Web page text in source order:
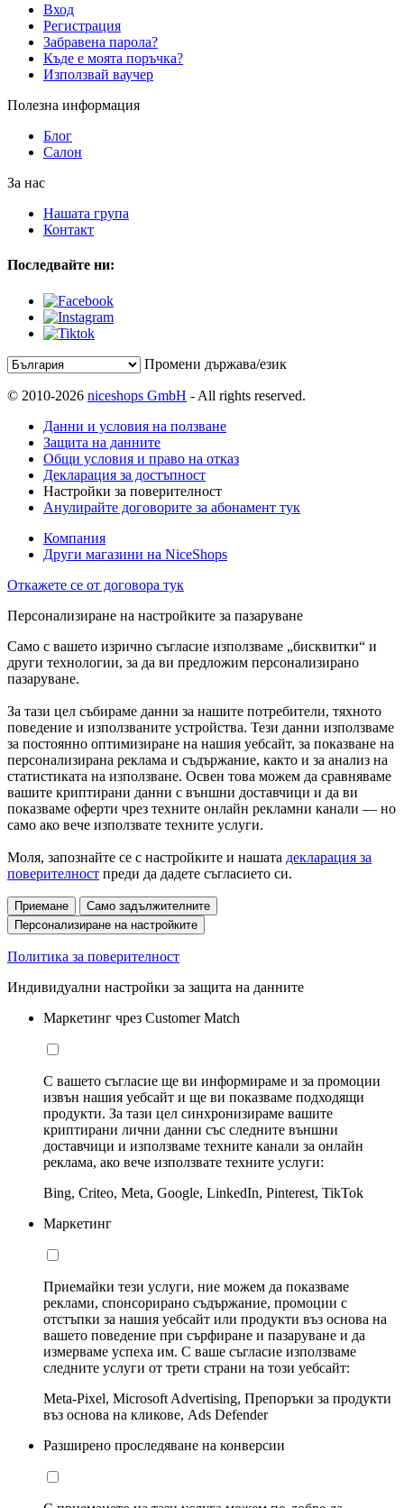
Вход
Регистрация
Забравена парола?
Къде е моята поръчка?
Използвай ваучер
Полезна информация
Блог
Салон
За нас
Нашата група
Контакт
Последвайте ни:
Промени държава/език
© 2010-2026 niceshops GmbH - All rights reserved.
Данни и условия на ползване
Защита на данните
Общи условия и право на отказ
Декларация за достъпност
Настройки за поверителност
Анулирайте договорите за абонамент тук
Компания
Други магазини на NiceShops
Откажете се от договора тук
Персонализиране на настройките за пазаруване
Само с вашето изрично съгласие използваме „бисквитки“ и
други технологии, за да ви предложим персонализирано
пазаруване.
За тази цел събираме данни за нашите потребители, тяхното
поведение и използваните устройства. Тези данни използваме
за постоянно оптимизиране на нашия уебсайт, за показване на
персонализирана реклама и съдържание, както и за анализ на
статистиката на използване. Освен това можем да сравняваме
вашите криптирани данни с външни доставчици и да ви
показваме оферти чрез техните онлайн рекламни канали — но
само ако вече използвате техните услуги.
Моля, запознайте се с настройките и нашата декларация за
поверителност преди да дадете съгласието си.
Приемане
Само задължителните
Персонализиране на настройките
Политика за поверителност
Индивидуални настройки за защита на данните
Маркетинг чрез Customer Match
С вашето съгласие ще ви информираме и за промоции
извън нашия уебсайт и ще ви показваме подходящи
продукти. За тази цел синхронизираме вашите
криптирани лични данни със следните външни
доставчици и използваме техните канали за онлайн
реклама, ако вече използвате техните услуги:
Bing, Criteo, Meta, Google, LinkedIn, Pinterest, TikTok
Маркетинг
Приемайки тези услуги, ние можем да показваме
реклами, спонсорирано съдържание, промоции с
отстъпки за нашия уебсайт или продукти въз основа на
вашето поведение при сърфиране и пазаруване и да
измерваме успеха им. С ваше съгласие използваме
следните услуги от трети страни на този уебсайт:
Meta-Pixel, Microsoft Advertising, Препоръки за продукти
въз основа на кликове, Ads Defender
Разширено проследяване на конверсии